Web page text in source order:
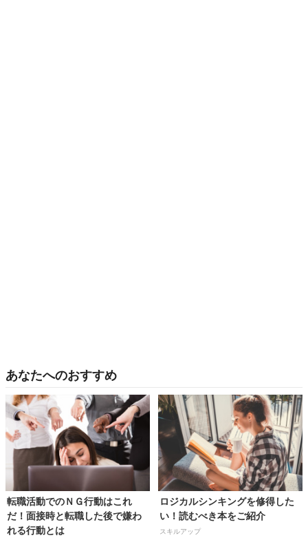
あなたへのおすすめ
転職活動でのＮＧ行動はこれ
だ！面接時と転職した後で嫌わ
れる行動とは
ロジカルシンキングを修得した
い！読むべき本をご紹介
スキルアップ